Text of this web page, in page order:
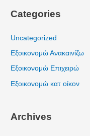
Categories
Uncategorized
Εξοικονομώ Ανακαινίζω
Εξοικονομώ Επιχειρώ
Εξοικονομώ κατ οίκον
Archives